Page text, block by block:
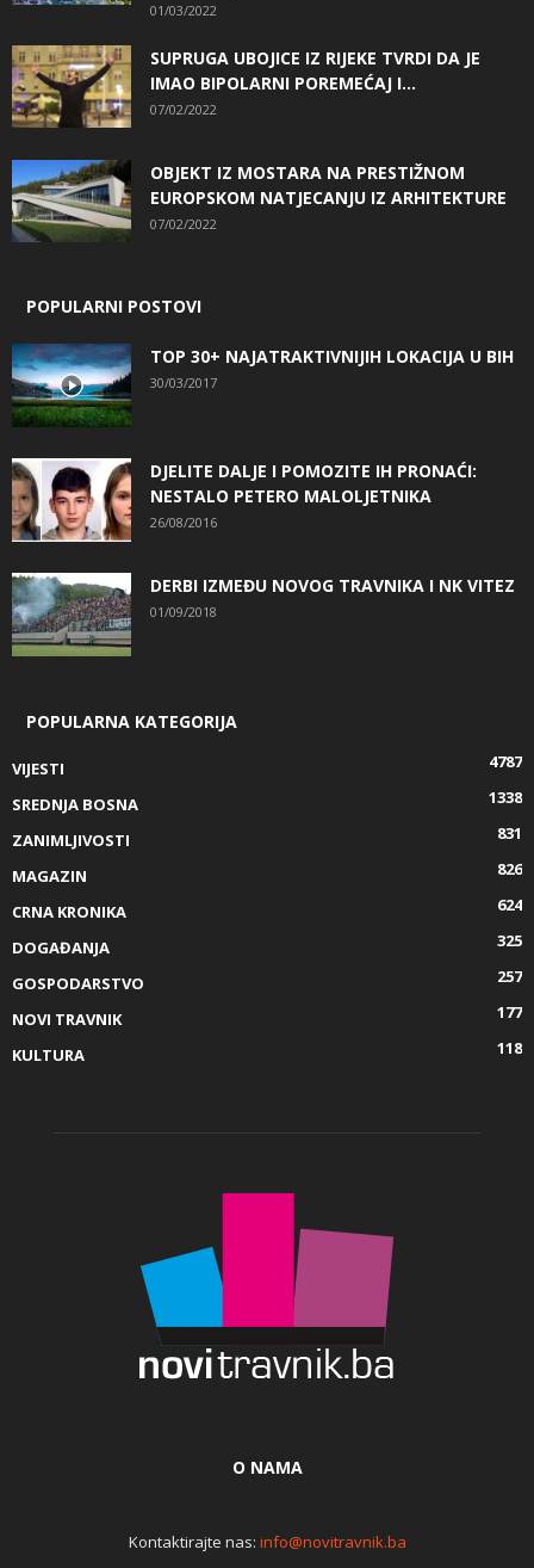
01/03/2022
SUPRUGA UBOJICE IZ RIJEKE TVRDI DA JE
IMAO BIPOLARNI POREMEĆAJ I...
07/02/2022
OBJEKT IZ MOSTARA NA PRESTIŽNOM
EUROPSKOM NATJECANJU IZ ARHITEKTURE
07/02/2022
POPULARNI POSTOVI
TOP 30+ NAJATRAKTIVNIJIH LOKACIJA U BIH
30/03/2017
DJELITE DALJE I POMOZITE IH PRONAĆI:
NESTALO PETERO MALOLJETNIKA
26/08/2016
DERBI IZMEĐU NOVOG TRAVNIKA I NK VITEZ
01/09/2018
POPULARNA KATEGORIJA
VIJESTI
4787
SREDNJA BOSNA
1338
ZANIMLJIVOSTI
831
MAGAZIN
826
CRNA KRONIKA
624
DOGAĐANJA
325
GOSPODARSTVO
257
NOVI TRAVNIK
177
KULTURA
118
O NAMA
Kontaktirajte nas: info@novitravnik.ba